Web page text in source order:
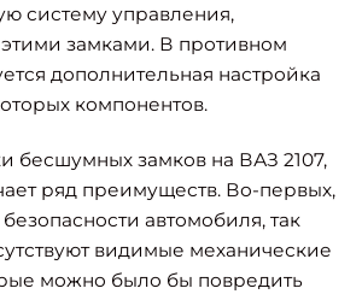
систему управления,
замками. В противном
дополнительная настройка
компонентов.
бесшумных замков на ВАЗ 2107,
ряд преимуществ. Во-первых,
автомобиля, так
видимые механические
можно было бы повредить